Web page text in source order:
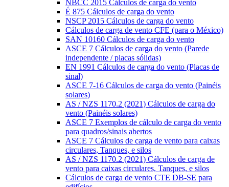
NBCC 2015 Cálculos de carga do vento
É 875 Cálculos de carga do vento
NSCP 2015 Cálculos de carga do vento
Cálculos de carga de vento CFE (para o México)
SAN 10160 Cálculos de carga do vento
ASCE 7 Cálculos de carga do vento (Parede
independente / placas sólidas)
EN 1991 Cálculos de carga do vento (Placas de
sinal)
ASCE 7-16 Cálculos de carga do vento (Painéis
solares)
AS / NZS 1170.2 (2021) Cálculos de carga do
vento (Painéis solares)
ASCE 7 Exemplos de cálculo de carga do vento
para quadros/sinais abertos
ASCE 7 Cálculos de carga de vento para caixas
circulares, Tanques, e silos
AS / NZS 1170.2 (2021) Cálculos de carga de
vento para caixas circulares, Tanques, e silos
Cálculos de carga de vento CTE DB-SE para